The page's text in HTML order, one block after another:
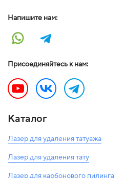
Напишите нам:
Присоединяйтесь к нам:
Каталог
Лазер для удаления татуажа
Лазер для удаления тату
Лазер для карбонового пилинга